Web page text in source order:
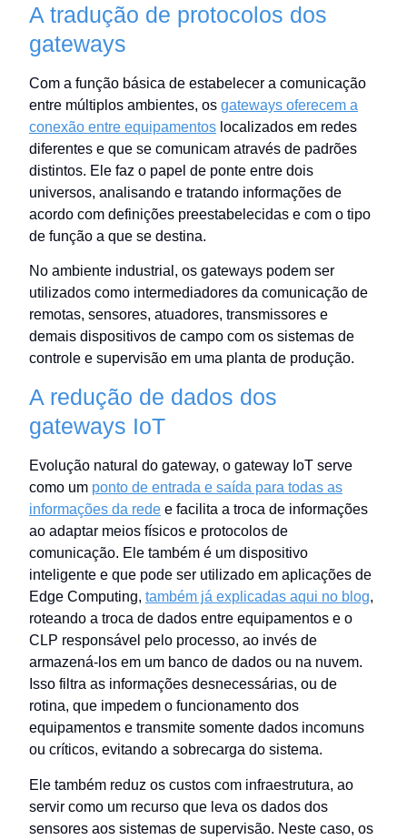
A tradução de protocolos dos
gateways
Com a função básica de estabelecer a comunicação
entre múltiplos ambientes, os gateways oferecem a
conexão entre equipamentos localizados em redes
diferentes e que se comunicam através de padrões
distintos. Ele faz o papel de ponte entre dois
universos, analisando e tratando informações de
acordo com definições preestabelecidas e com o tipo
de função a que se destina.
No ambiente industrial, os gateways podem ser
utilizados como intermediadores da comunicação de
remotas, sensores, atuadores, transmissores e
demais dispositivos de campo com os sistemas de
controle e supervisão em uma planta de produção.
A redução de dados dos
gateways IoT
Evolução natural do gateway, o gateway IoT serve
como um ponto de entrada e saída para todas as
informações da rede e facilita a troca de informações
ao adaptar meios físicos e protocolos de
comunicação. Ele também é um dispositivo
inteligente e que pode ser utilizado em aplicações de
Edge Computing, também já explicadas aqui no blog,
roteando a troca de dados entre equipamentos e o
CLP responsável pelo processo, ao invés de
armazená-los em um banco de dados ou na nuvem.
Isso filtra as informações desnecessárias, ou de
rotina, que impedem o funcionamento dos
equipamentos e transmite somente dados incomuns
ou críticos, evitando a sobrecarga do sistema.
Ele também reduz os custos com infraestrutura, ao
servir como um recurso que leva os dados dos
sensores aos sistemas de supervisão. Neste caso, os